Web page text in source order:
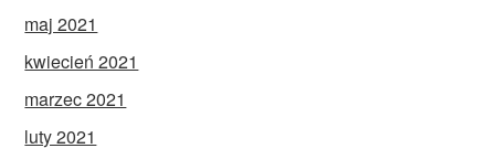
maj 2021
kwiecień 2021
marzec 2021
luty 2021